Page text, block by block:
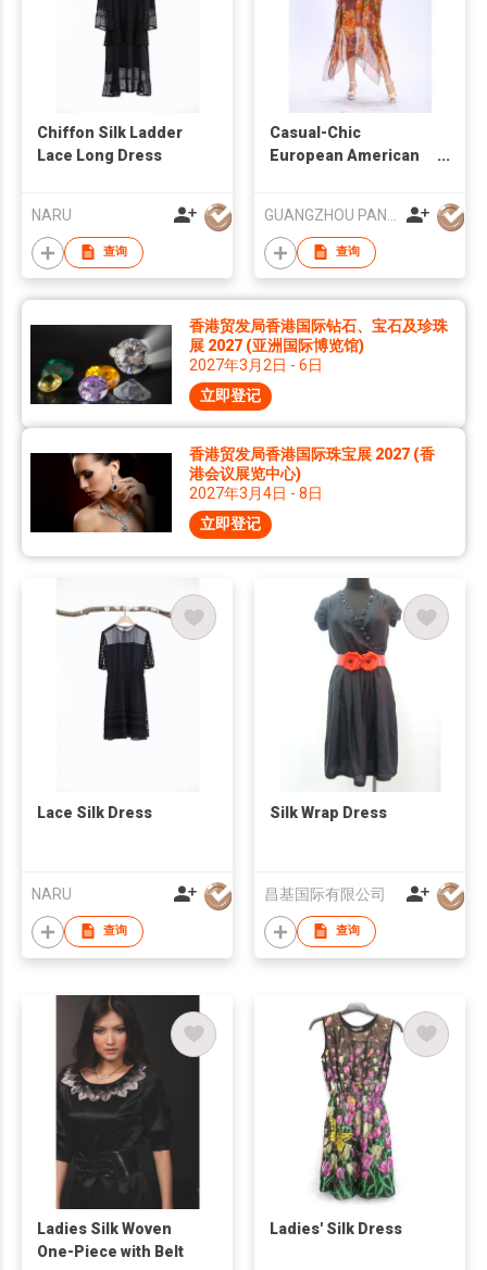
Chiffon Silk Ladder
Lace Long Dress
NARU
查询
Casual-Chic
European American
查询
香港贸发局香港国际钻石、宝石及珍珠
展 2027 (亚洲国际博览馆)
2027年3月2日 - 6日
立即登记
香港贸发局香港国际珠宝展 2027 (香
港会议展览中心)
2027年3月4日 - 8日
立即登记
Lace Silk Dress
NARU
查询
Silk Wrap Dress
昌基国际有限公司
查询
Ladies Silk Woven
One-Piece with Belt
Ladies' Silk Dress